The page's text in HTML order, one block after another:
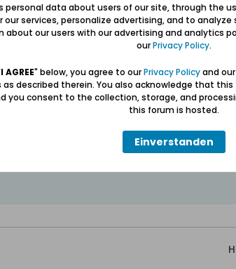
Familie.jpg
personal data about users of our site, through the
our services, personalize advertising, and to
about our users with our advertising and analytics
ourPrivacy Policy.
I AGREE" below, you agree to ourPrivacy Policyand our
as described therein. You also acknowledge that
you consent to the collection, storage, and
this forum is hosted.
Einverstanden